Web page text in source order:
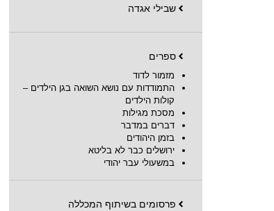
שבילי אגדה
ספרים
מזמור לדוד
התמודדות עם נושא השואה בגן הילדים –
קולות הילדים
מסכת מגילות
דברים במדבר
בזמן היהודים
ירושלים כבר לא בליטא
במשעולי עבר יהודי
פרסומים בשיתוף המכללה